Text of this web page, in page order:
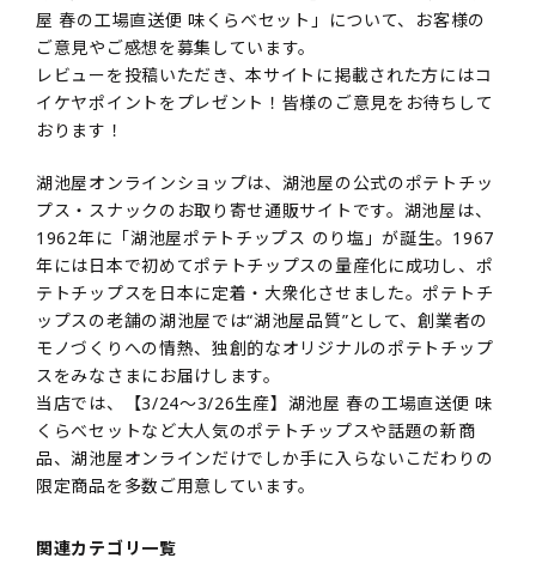
屋 春の工場直送便 味くらべセット」について、お客様の
ご意見やご感想を募集しています。
レビューを投稿いただき、本サイトに掲載された方にはコ
イケヤポイントをプレゼント！皆様のご意見をお待ちして
おります！
湖池屋オンラインショップは、湖池屋の公式のポテトチッ
プス・スナックのお取り寄せ通販サイトです。湖池屋は、
1962年に「湖池屋ポテトチップス のり塩」が誕生。1967
年には日本で初めてポテトチップスの量産化に成功し、ポ
テトチップスを日本に定着・大衆化させました。ポテトチ
ップスの老舗の湖池屋では“湖池屋品質”として、創業者の
モノづくりへの情熱、独創的なオリジナルのポテトチップ
スをみなさまにお届けします。
当店では、【3/24～3/26生産】湖池屋 春の工場直送便 味
くらべセットなど大人気のポテトチップスや話題の新商
品、湖池屋オンラインだけでしか手に入らないこだわりの
限定商品を多数ご用意しています。
関連カテゴリ一覧